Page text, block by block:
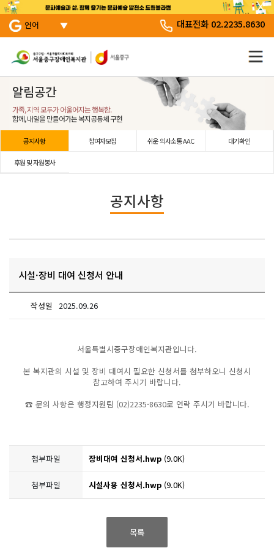
본문 바로 가기
서브 메뉴 바로가기
주 메뉴 바로 가기
언어 대표전화 02.2235.8630
알림공간
가족, 지역 모두가 어울어지는 행복함.
함께, 내일을 만들어가는 복지공동체 구현
공지사항 참여자모집 쉬운 의사소통 AAC 대기확인
후원 및 자원봉사
공지사항
시설·장비 대여 신청서 안내
작성일 2025.09.26
서울특별시중구장애인복지관입니다.
본 복지관의 시설 및 장비 대여시 필요한 신청서를 첨부하오니 신청시
참고하여 주시기 바랍니다.
☎ 문의 사항은 행정지원팀 (02)2235-8630로 연락 주시기 바랍니다.
첨부파일 장비대여 신청서.hwp (9.0K)
첨부파일 시설사용 신청서.hwp (9.0K)
목록